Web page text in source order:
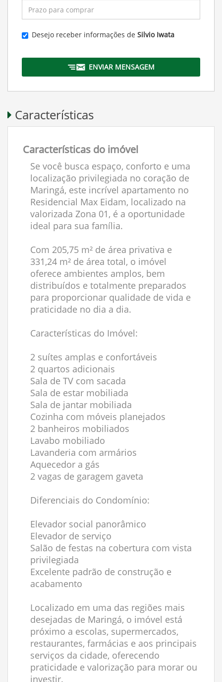
Desejo receber informações de Silvio Iwata
ENVIAR MENSAGEM
Características
Características do imóvel
Se você busca espaço, conforto e uma
localização privilegiada no coração de
Maringá, este incrível apartamento no
Residencial Max Eidam, localizado na
valorizada Zona 01, é a oportunidade
ideal para sua família.
Com 205,75 m² de área privativa e
331,24 m² de área total, o imóvel
oferece ambientes amplos, bem
distribuídos e totalmente preparados
para proporcionar qualidade de vida e
praticidade no dia a dia.
Características do Imóvel:
2 suítes amplas e confortáveis
2 quartos adicionais
Sala de TV com sacada
Sala de estar mobiliada
Sala de jantar mobiliada
Cozinha com móveis planejados
2 banheiros mobiliados
Lavabo mobiliado
Lavanderia com armários
Aquecedor a gás
2 vagas de garagem gaveta
Diferenciais do Condomínio:
Elevador social panorâmico
Elevador de serviço
Salão de festas na cobertura com vista
privilegiada
Excelente padrão de construção e
acabamento
Localizado em uma das regiões mais
desejadas de Maringá, o imóvel está
próximo a escolas, supermercados,
restaurantes, farmácias e aos principais
serviços da cidade, oferecendo
praticidade e valorização para morar ou
investir.